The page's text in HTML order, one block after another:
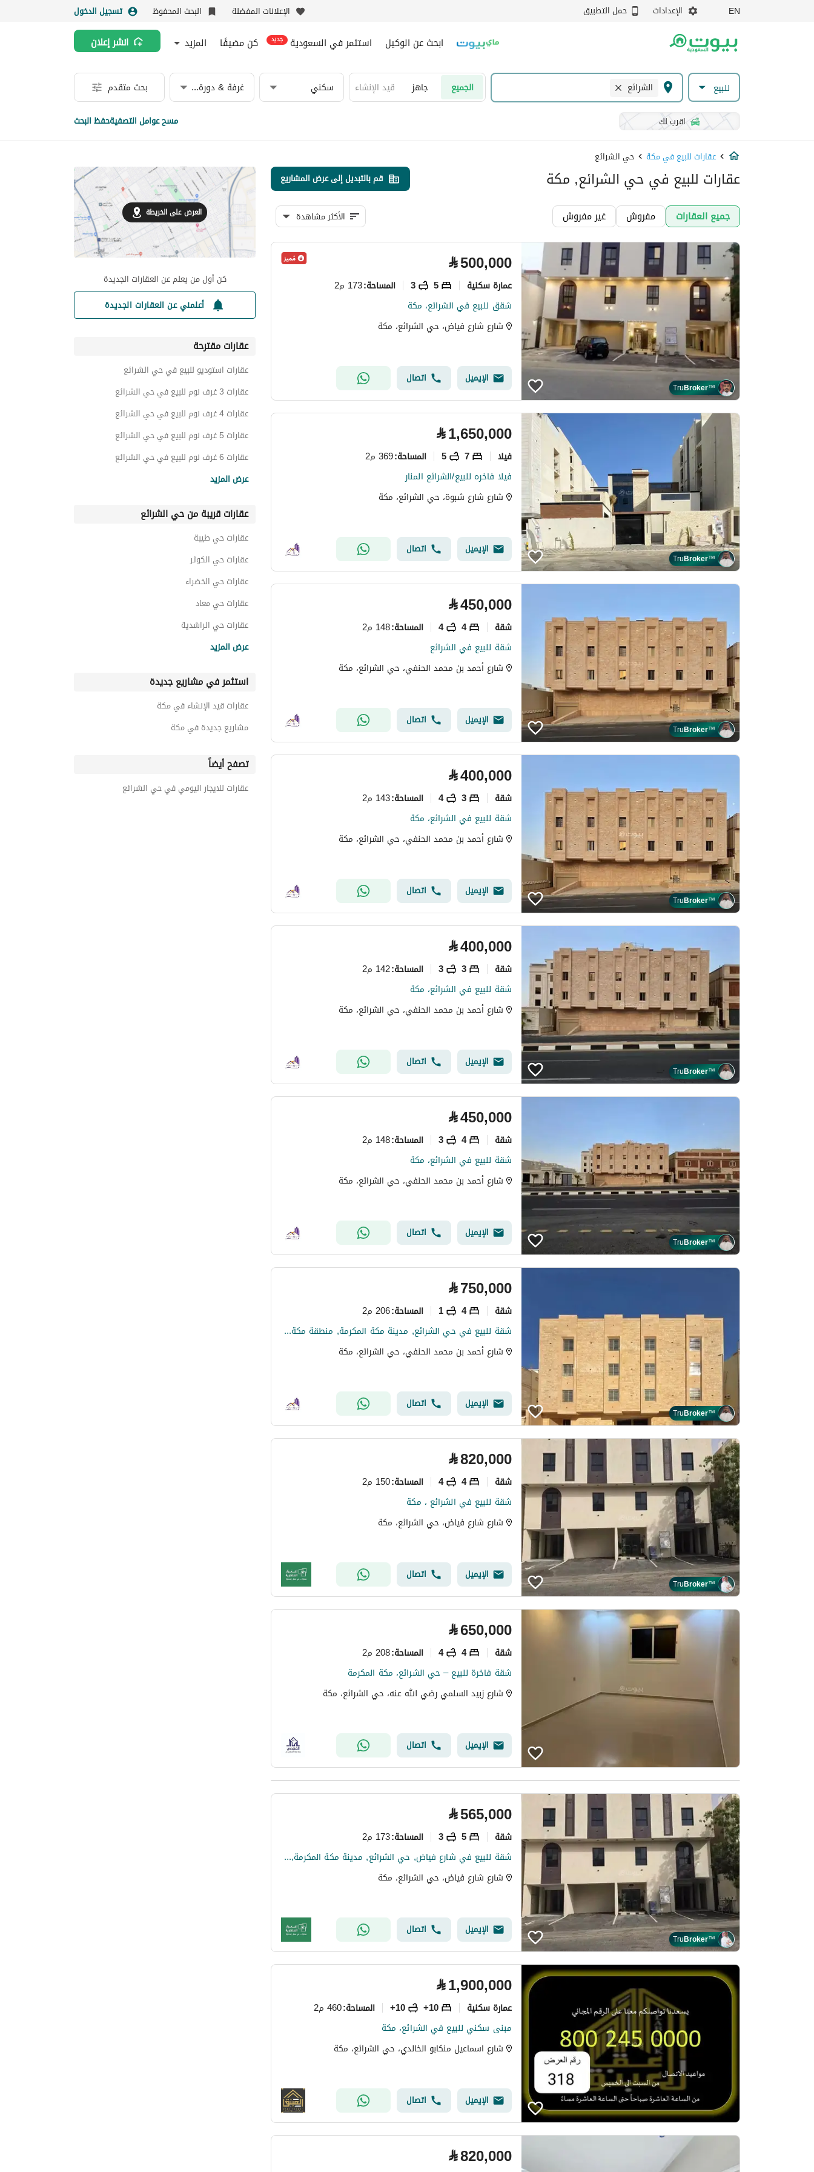
EN الإعدادات حمل التطبيق الإعلانات المفضلة البحث المحفوظ تسجيل الدخول
ابحث عن الوكيل استثمر في السعودية جديد كن مضيفًا المزيد انشر إعلان
للبيع الشرائع الجميع جاهز قيد الإنشاء سكني غرفة & دورة مياه بحث متقدم
اقرب لك مسح عوامل التصفيةحفظ البحث
عقارات للبيع في مكة حي الشرائع
عقارات للبيع في حي الشرائع, مكة قم بالتبديل إلى عرض المشاريع
جميع العقارات مفروش غير مفروش الأكثر مشاهدة
TruBroker™
⃁500,000
عمارة سكنية 5
3 المساحة:173 م2
شقق للبيع في الشرائع، مكة
شارع شارع فياض، حي الشرائع، مكة
الإيميل اتصال
TruBroker™
⃁1,650,000
فیلا 7
5 المساحة:369 م2
فيلا فاخره للبيع/الشرائع المنار
شارع شارع شبوة، حي الشرائع، مكة
الإيميل اتصال
TruBroker™
⃁450,000
شقة 4
4 المساحة:148 م2
شقة للبيع في الشرائع
شارع أحمد بن محمد الحنفي، حي الشرائع، مكة
الإيميل اتصال
TruBroker™
⃁400,000
شقة 3
4 المساحة:143 م2
شقة للبيع في الشرائع، مكة
شارع أحمد بن محمد الحنفي، حي الشرائع، مكة
الإيميل اتصال
TruBroker™
⃁400,000
شقة 3
3 المساحة:142 م2
شقة للبيع في الشرائع، مكة
شارع أحمد بن محمد الحنفي، حي الشرائع، مكة
الإيميل اتصال
TruBroker™
⃁450,000
شقة 4
3 المساحة:148 م2
شقة للبيع في الشرائع، مكة
شارع أحمد بن محمد الحنفي، حي الشرائع، مكة
الإيميل اتصال
TruBroker™
⃁750,000
شقة 4
1 المساحة:206 م2
شقة للبيع في حي الشرائع, مدينة مكة المكرمة, منطقة مكة المكرمة
شارع أحمد بن محمد الحنفي، حي الشرائع، مكة
الإيميل اتصال
TruBroker™
⃁820,000
شقة 4
4 المساحة:150 م2
شقة للبيع في الشرائع ، مكة
شارع شارع فياض، حي الشرائع، مكة
الإيميل اتصال
⃁650,000
شقة 4
4 المساحة:208 م2
شقة فاخرة للبيع – حي الشرائع، مكة المكرمة
شارع زبيد السلمي رضي الله عنه، حي الشرائع، مكة
الإيميل اتصال
TruBroker™
⃁565,000
شقة 5
3 المساحة:173 م2
شقة للبيع في شارع فياض, حي الشرائع, مدينة مكة المكرمة, منطقة مكة المكرمة
شارع شارع فياض، حي الشرائع، مكة
الإيميل اتصال
⃁1,900,000
عمارة سكنية 10+
10+ المساحة:460 م2
مبنى سكني للبيع في الشرائع، مكة
شارع اسماعيل منكابو الخالدي، حي الشرائع، مكة
الإيميل اتصال
⃁820,000
العرض على الخريطة
كن أول من يعلم عن العقارات الجديدة
أعلمني عن العقارات الجديدة
عقارات مقترحة
عقارات استوديو للبيع في حي الشرائع
عقارات 3 غرف نوم للبيع في حي الشرائع
عقارات 4 غرف نوم للبيع في حي الشرائع
عقارات 5 غرف نوم للبيع في حي الشرائع
عقارات 6 غرف نوم للبيع في حي الشرائع
عمائر سكنية للبيع في حي الشرائع
ادوار للبيع في حي الشرائع
عرض المزيد
عقارات قريبة من حي الشرائع
عقارات حي طيبة
عقارات حي الكوثر
عقارات حي الخضراء
عقارات حي معاد
عقارات حي الراشدية
عقارات حي العدل
عقارات حي جبل النور
عقارات حي وادي جليل
عرض المزيد
استثمر في مشاريع جديدة
عقارات قيد الإنشاء في مكة
مشاريع جديدة في مكة
تصفح أيضاً
عقارات للايجار اليومي في حي الشرائع